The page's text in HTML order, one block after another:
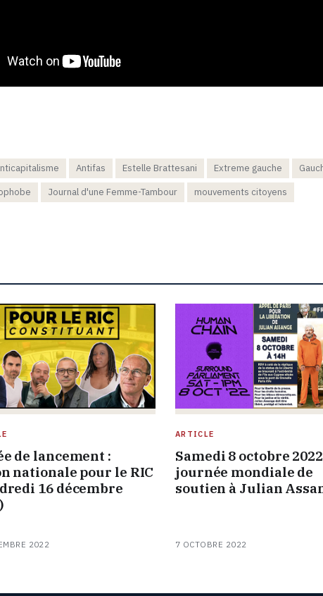
Antifas Estelle Brattesani Extreme gauche
Journal d'une Femme-Tambour mouvements citoyens
de lancement :
nationale pour le RIC
16 décembre
2022
ARTICLE
Samedi 8 octobre
journée mondiale de
soutien à Julian
7 OCTOBRE 2022